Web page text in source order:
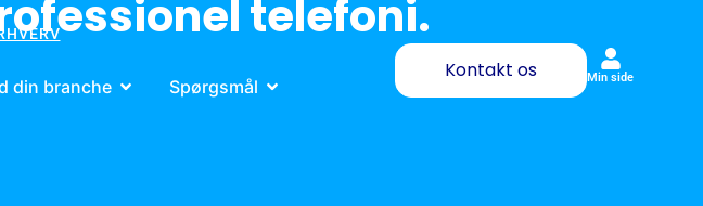
din branche Spørgsmål
Kontakt os Min side
telefoni.